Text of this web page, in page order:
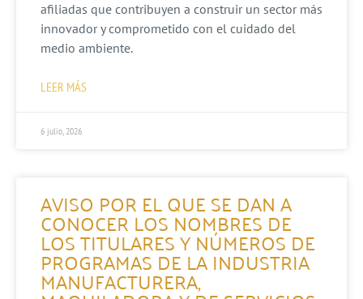
afiliadas que contribuyen a construir un sector más
innovador y comprometido con el cuidado del
medio ambiente.
LEER MÁS
6 julio, 2026
AVISO POR EL QUE SE DAN A
CONOCER LOS NOMBRES DE
LOS TITULARES Y NÚMEROS DE
PROGRAMAS DE LA INDUSTRIA
MANUFACTURERA,